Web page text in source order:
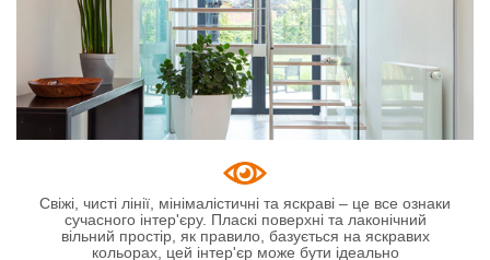
PURMO Ramo Ventil Compact
Kos H
Свіжі, чисті лінії, мінімалістичні та яскраві – це все ознаки
сучасного інтер'єру. Пласкі поверхні та лаконічний
вільний простір, як правило, базується на яскравих
кольорах, цей інтер'єр може бути ідеально